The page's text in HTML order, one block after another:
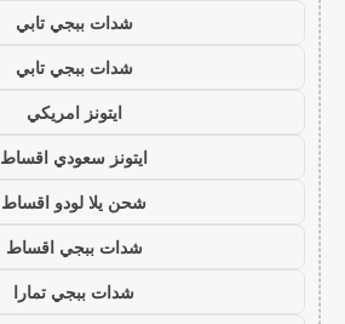
شدات ببجي تابي
شدات ببجي تابي
ايتونز امريكي
ايتونز سعودي اقساط
شحن يلا لودو اقساط
شدات ببجي اقساط
شدات ببجي تمارا